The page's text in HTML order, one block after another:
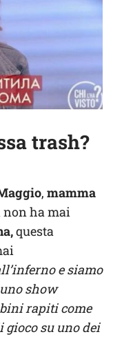
trash?
, mamma
ha mai
questa
e siamo
show
rapiti come
gioco su uno dei